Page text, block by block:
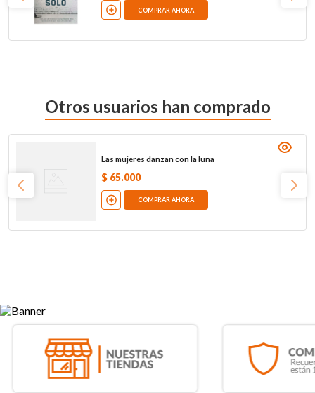
COMPRAR AHORA
Otros usuarios han comprado
Las mujeres danzan con la luna
$ 65.000
COMPRAR AHORA